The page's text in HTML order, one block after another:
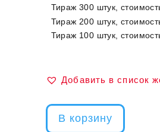
Тираж 300 штук,
Тираж 200 штук,
Тираж 100 штук,
Добавить в список
В корзину